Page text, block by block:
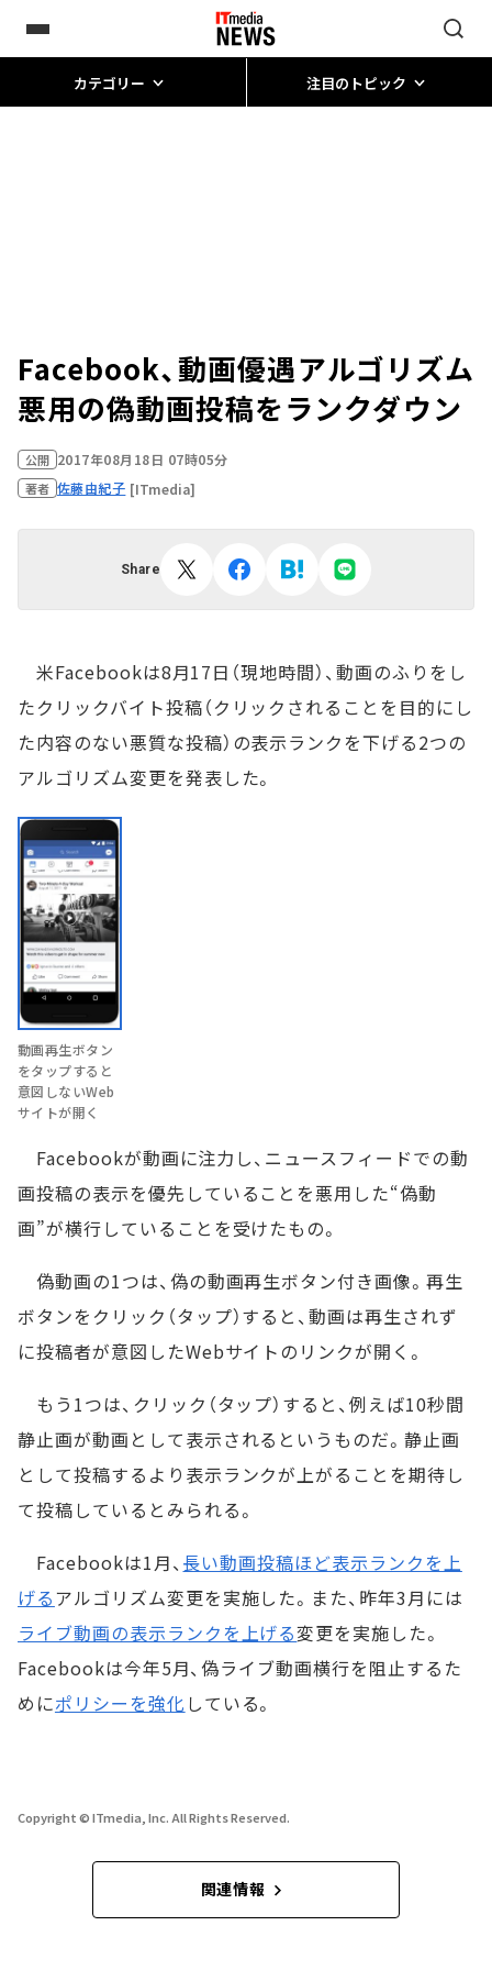
カテゴリー 注目のトピック
Facebook、動画優遇アルゴリズム
悪用の偽動画投稿をランクダウン
公開 2017年08月18日 07時05分
著者 佐藤由紀子 [ITmedia]
Share
米Facebookは8月17日（現地時間）、動画のふりをし
たクリックバイト投稿（クリックされることを目的にし
た内容のない悪質な投稿）の表示ランクを下げる2つの
アルゴリズム変更を発表した。
動画再生ボタン
をタップすると
意図しないWeb
サイトが開く
Facebookが動画に注力し、ニュースフィードでの動
画投稿の表示を優先していることを悪用した“偽動
画”が横行していることを受けたもの。
偽動画の1つは、偽の動画再生ボタン付き画像。再生
ボタンをクリック（タップ）すると、動画は再生されず
に投稿者が意図したWebサイトのリンクが開く。
もう1つは、クリック（タップ）すると、例えば10秒間
静止画が動画として表示されるというものだ。静止画
として投稿するより表示ランクが上がることを期待し
て投稿しているとみられる。
Facebookは1月、 長い動画投稿ほど表示ランクを上
げるアルゴリズム変更を実施した。また、昨年3月には
ライブ動画の表示ランクを上げる変更を実施した。
Facebookは今年5月、偽ライブ動画横行を阻止するた
めにポリシーを強化 している。
Copyright © ITmedia, Inc. All Rights Reserved.
関連情報